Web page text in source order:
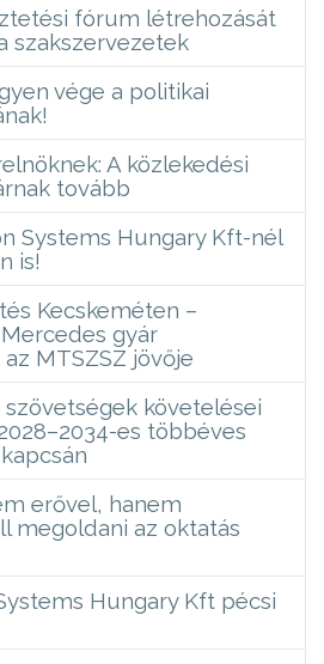
fórum létrehozását
szakszervezetek
vége a politikai
A közlekedési
tovább
Systems Hungary Kft-nél
is!
Kecskeméten –
gyár
MTSZSZ jövője
követelései
es többéves
erővel, hanem
megoldani az oktatás
Hungary Kft pécsi